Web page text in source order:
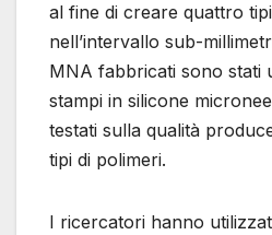
al fine di creare quattro
nell’intervallo sub-
MNA fabbricati sono stati
stampi in silicone
testati sulla qualità
tipi di polimeri.
I ricercatori hanno